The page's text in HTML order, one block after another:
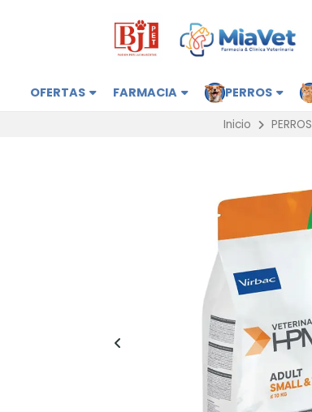
OFERTAS FARMACIA PERROS
Inicio PERROS